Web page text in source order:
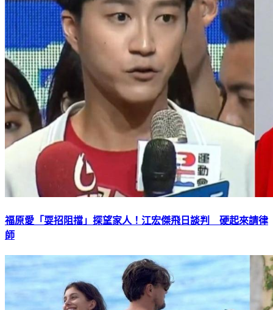
福原愛「耍招阻擋」探望家人！江宏傑飛日談判 硬起來請律
師